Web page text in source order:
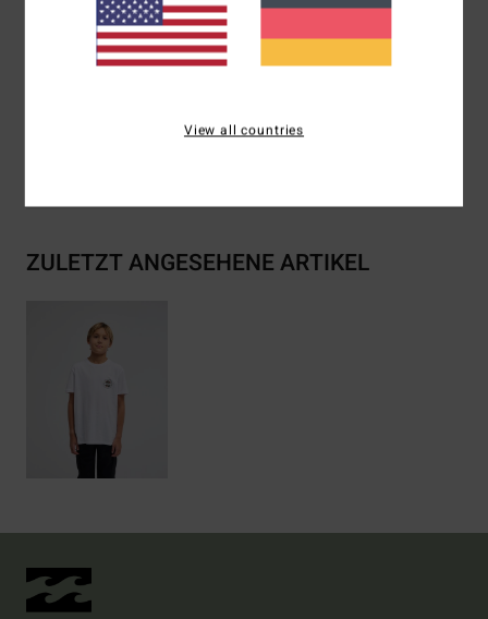
recyceltes Polyester, 7 % Elastan
Zusammensetzung[Hauptstoff] 70 % Baumwolle, 30 %
ZULETZT ANGESEHENE ARTIKEL
View all countries